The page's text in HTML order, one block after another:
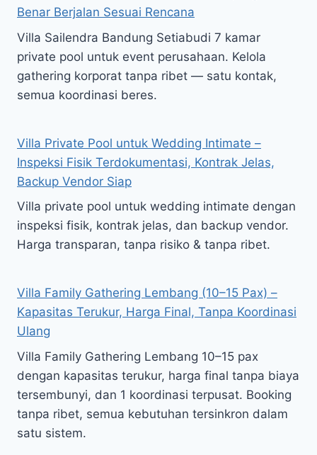
Benar Berjalan Sesuai Rencana
Villa Sailendra Bandung Setiabudi 7 kamar
private pool untuk event perusahaan. Kelola
gathering korporat tanpa ribet — satu kontak,
semua koordinasi beres.
Villa Private Pool untuk Wedding Intimate –
Inspeksi Fisik Terdokumentasi, Kontrak Jelas,
Backup Vendor Siap
Villa private pool untuk wedding intimate dengan
inspeksi fisik, kontrak jelas, dan backup vendor.
Harga transparan, tanpa risiko & tanpa ribet.
Villa Family Gathering Lembang (10–15 Pax) –
Kapasitas Terukur, Harga Final, Tanpa Koordinasi
Ulang
Villa Family Gathering Lembang 10–15 pax
dengan kapasitas terukur, harga final tanpa biaya
tersembunyi, dan 1 koordinasi terpusat. Booking
tanpa ribet, semua kebutuhan tersinkron dalam
satu sistem.